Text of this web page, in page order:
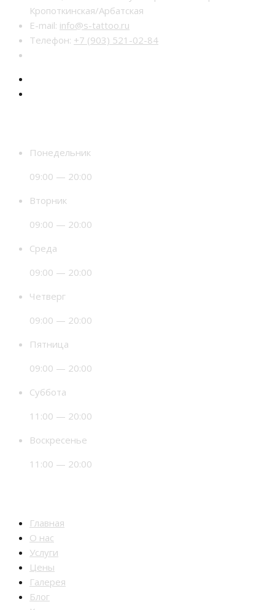
Кропоткинская/Арбатская
E-mail: info@s-tattoo.ru
Телефон: +7 (903) 521-02-84
Понедельник
09:00 — 20:00
Вторник
09:00 — 20:00
Среда
09:00 — 20:00
Четверг
09:00 — 20:00
Пятница
09:00 — 20:00
Суббота
11:00 — 20:00
Воскресенье
11:00 — 20:00
Главная
О нас
Услуги
Цены
Галерея
Блог